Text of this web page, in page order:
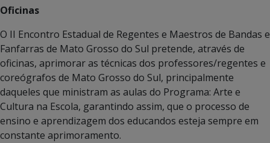
Oficinas
O II Encontro Estadual de Regentes e Maestros de Bandas e
Fanfarras de Mato Grosso do Sul pretende, através de
oficinas, aprimorar as técnicas dos professores/regentes e
coreógrafos de Mato Grosso do Sul, principalmente
daqueles que ministram as aulas do Programa: Arte e
Cultura na Escola, garantindo assim, que o processo de
ensino e aprendizagem dos educandos esteja sempre em
constante aprimoramento.